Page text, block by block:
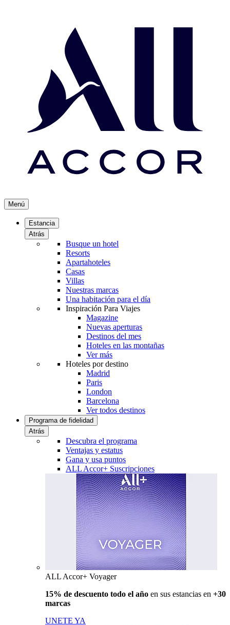
Menú
Estancia
Atrás
Busque un hotel
Resorts
Apartahoteles
Casas
Villas
Nuestras marcas
Una habitación para el día
Inspiración Para Viajes
Magazine
Nuevas aperturas
Destinos del mes
Hoteles en las montañas
Ver más
Hoteles por destino
Madrid
Paris
London
Barcelona
Ver todos destinos
Programa de fidelidad
Atrás
Descubra el programa
Ventajas y estatus
Gana y usa puntos
ALL Accor+ Suscripciones
ALL Accor+ Voyager
15% de descuento todo el año en sus estancias en +30
marcas
UNETE YA